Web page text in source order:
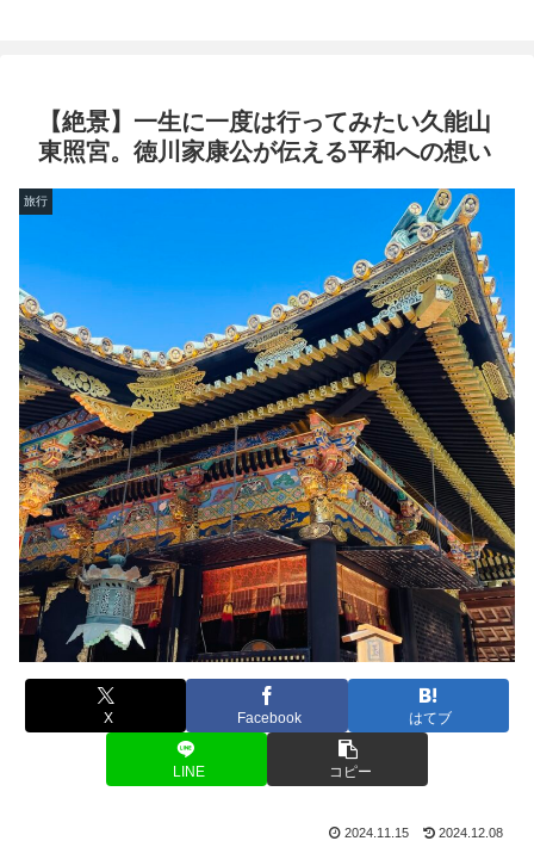
【絶景】一生に一度は行ってみたい久能山
東照宮。徳川家康公が伝える平和への想い
旅行
X Facebook はてブ
LINE コピー
2024.11.15 2024.12.08